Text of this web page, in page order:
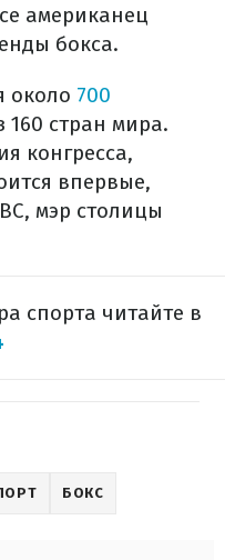
американец
бокса.
около 700
160 стран мира.
конгресса,
впервые,
мэр столицы
спорта читайте в
БОКС